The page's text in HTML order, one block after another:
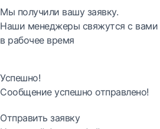
Мы получили вашу заявку.
Наши менеджеры свяжутся с вами
в рабочее время
Успешно!
Сообщение успешно отправлено!
Отправить заявку